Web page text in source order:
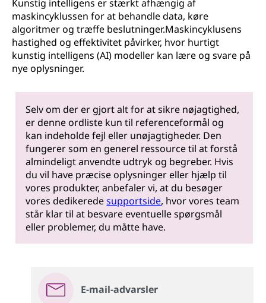
Kunstig intelligens er stærkt afhængig af
maskincyklussen for at behandle data, køre
algoritmer og træffe beslutninger.Maskincyklusens
hastighed og effektivitet påvirker, hvor hurtigt
kunstig intelligens (AI) modeller kan lære og svare på
nye oplysninger.
Selv om der er gjort alt for at sikre nøjagtighed,
er denne ordliste kun til referenceformål og
kan indeholde fejl eller unøjagtigheder. Den
fungerer som en generel ressource til at forstå
almindeligt anvendte udtryk og begreber. Hvis
du vil have præcise oplysninger eller hjælp til
vores produkter, anbefaler vi, at du besøger
vores dedikeredesupportside, hvor vores team
står klar til at besvare eventuelle spørgsmål
eller problemer, du måtte have.
E-mail-advarsler